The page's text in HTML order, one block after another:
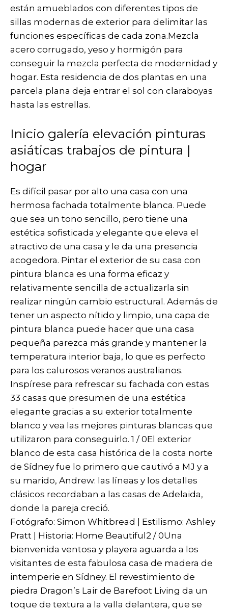
están amueblados con diferentes tipos de
sillas modernas de exterior para delimitar las
funciones específicas de cada zona.Mezcla
acero corrugado, yeso y hormigón para
conseguir la mezcla perfecta de modernidad y
hogar. Esta residencia de dos plantas en una
parcela plana deja entrar el sol con claraboyas
hasta las estrellas.
Inicio galería elevación pinturas
asiáticas trabajos de pintura |
hogar
Es difícil pasar por alto una casa con una
hermosa fachada totalmente blanca. Puede
que sea un tono sencillo, pero tiene una
estética sofisticada y elegante que eleva el
atractivo de una casa y le da una presencia
acogedora. Pintar el exterior de su casa con
pintura blanca es una forma eficaz y
relativamente sencilla de actualizarla sin
realizar ningún cambio estructural. Además de
tener un aspecto nítido y limpio, una capa de
pintura blanca puede hacer que una casa
pequeña parezca más grande y mantener la
temperatura interior baja, lo que es perfecto
para los calurosos veranos australianos.
Inspírese para refrescar su fachada con estas
33 casas que presumen de una estética
elegante gracias a su exterior totalmente
blanco y vea las mejores pinturas blancas que
utilizaron para conseguirlo. 1 / 0El exterior
blanco de esta casa histórica de la costa norte
de Sídney fue lo primero que cautivó a MJ y a
su marido, Andrew: las líneas y los detalles
clásicos recordaban a las casas de Adelaida,
donde la pareja creció.
Fotógrafo: Simon Whitbread | Estilismo: Ashley
Pratt | Historia: Home Beautiful2 / 0Una
bienvenida ventosa y playera aguarda a los
visitantes de esta fabulosa casa de madera de
intemperie en Sídney. El revestimiento de
piedra Dragon’s Lair de Barefoot Living da un
toque de textura a la valla delantera, que se